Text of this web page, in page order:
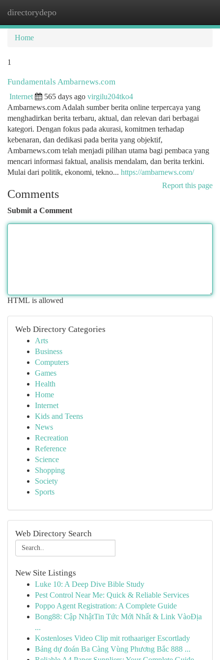
directorydepo
Home
1
Fundamentals Ambarnews.com
Internet 565 days ago virgilu204tko4
Ambarnews.com Adalah sumber berita online terpercaya yang
menghadirkan berita terbaru, aktual, dan relevan dari berbagai
kategori. Dengan fokus pada akurasi, komitmen terhadap
kebenaran, dan dedikasi pada berita yang objektif,
Ambarnews.com telah menjadi pilihan utama bagi pembaca yang
mencari informasi faktual, analisis mendalam, dan berita terkini.
Mulai dari politik, ekonomi, tekno... https://ambarnews.com/
Report this page
Comments
Submit a Comment
HTML is allowed
Web Directory Categories
Arts
Business
Computers
Games
Health
Home
Internet
Kids and Teens
News
Recreation
Reference
Science
Shopping
Society
Sports
Web Directory Search
New Site Listings
Luke 10: A Deep Dive Bible Study
Pest Control Near Me: Quick & Reliable Services
Poppo Agent Registration: A Complete Guide
Bong88: Cập NhậtTin Tức Mới Nhất & Link VàoĐịa
...
Kostenloses Video Clip mit rothaariger Escortlady
Bảng dự đoán Ba Càng Vùng Phương Bắc 888 ...